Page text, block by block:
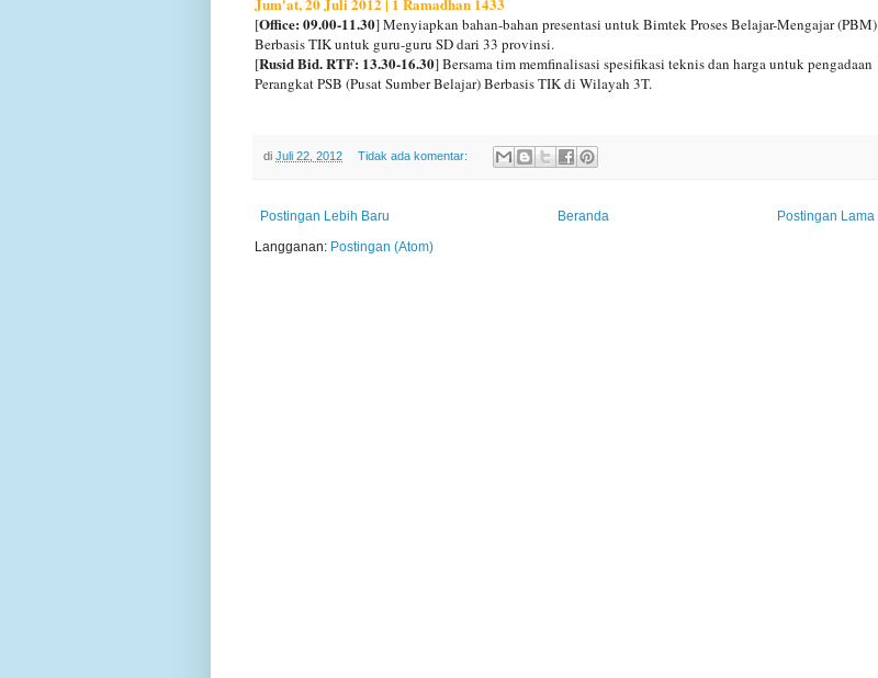
[Office: 09.00-11.30] Menyiapkan bahan-bahan presentasi untuk Bimtek Proses Belajar-Mengajar (PBM)
Berbasis TIK untuk guru-guru SD dari 33 provinsi.
[Rusid Bid. RTF: 13.30-16.30] Bersama tim memfinalisasi spesifikasi teknis dan harga untuk pengadaan
Perangkat PSB (Pusat Sumber Belajar) Berbasis TIK di Wilayah 3T.
di Juli 22, 2012 Tidak ada komentar:
Postingan Lebih Baru Postingan Lama
Beranda
Langganan: Postingan (Atom)